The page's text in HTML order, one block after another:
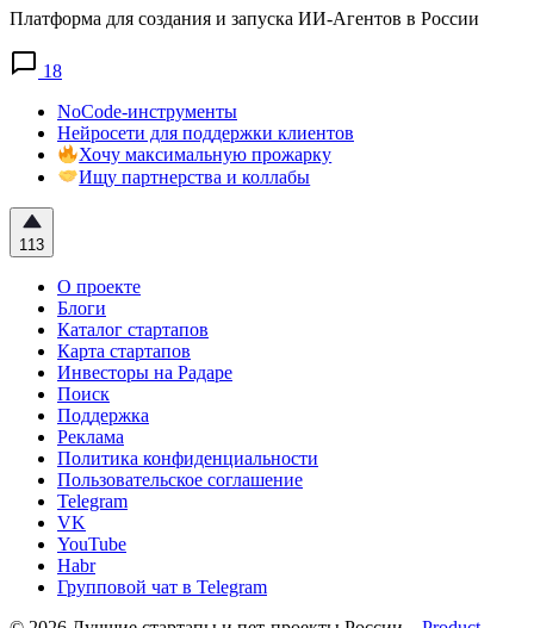
Платформа для создания и запуска ИИ-Агентов в России
18
NoCode-инструменты
Нейросети для поддержки клиентов
Хочу максимальную прожарку
Ищу партнерства и коллабы
113
О проекте
Блоги
Каталог стартапов
Карта стартапов
Инвесторы на Радаре
Поиск
Поддержка
Реклама
Политика конфиденциальности
Пользовательское соглашение
Telegram
VK
YouTube
Habr
Групповой чат в Telegram